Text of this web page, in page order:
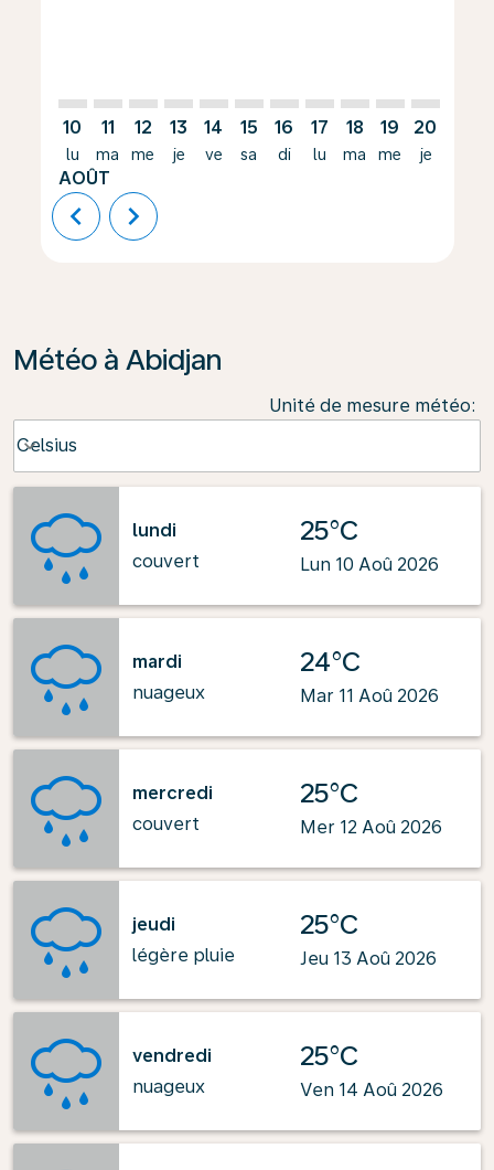
10
lu
AOÛT
11
ma
12
me
13
je
14
ve
15
sa
16
di
17
lu
18
ma
19
me
20
je
chevron_left chevron_right
Météo à Abidjan
Unité de mesure météo:
Celsius
keyboard_arrow_down
lundi
couvert
25°C
Lun 10 Aoû 2026
mardi
nuageux
24°C
Mar 11 Aoû 2026
mercredi
couvert
25°C
Mer 12 Aoû 2026
jeudi
légère pluie
25°C
Jeu 13 Aoû 2026
vendredi
nuageux
25°C
Ven 14 Aoû 2026